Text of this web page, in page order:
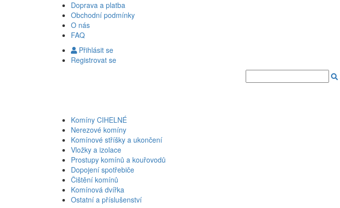
Doprava a platba
Obchodní podmínky
O nás
FAQ
Přihlásit se
Registrovat se
Komíny CIHELNÉ
Nerezové komíny
Komínové stříšky a ukončení
Vložky a izolace
Prostupy komínů a kouřovodů
Dopojení spotřebiče
Čištění komínů
Komínová dvířka
Ostatní a příslušenství